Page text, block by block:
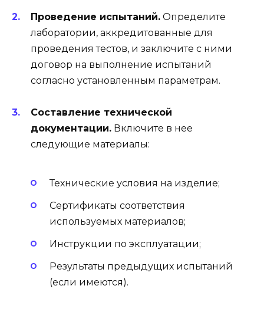
Проведение испытаний. Определите
лаборатории, аккредитованные для
проведения тестов, и заключите с ними
договор на выполнение испытаний
согласно установленным параметрам.
Составление технической
документации. Включите в нее
следующие материалы:
Технические условия на изделие;
Сертификаты соответствия
используемых материалов;
Инструкции по эксплуатации;
Результаты предыдущих испытаний
(если имеются).